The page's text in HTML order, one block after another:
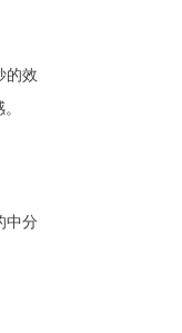
的效
中分